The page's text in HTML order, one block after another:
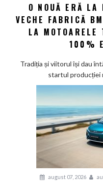
O NOUĂ ERĂ LA
VECHE FABRICĂ
LA MOTOARELE
100%
Tradiția și viitorul își dau
startul producției
august 07, 2026